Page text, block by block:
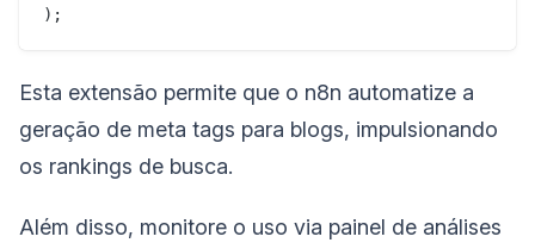
Esta extensão permite que o n8n automatize a
geração de meta tags para blogs, impulsionando
os rankings de busca.
Além disso, monitore o uso via painel de análises